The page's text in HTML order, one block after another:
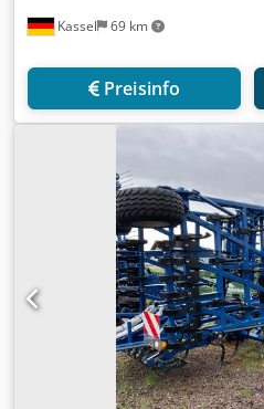
Kassel 69 km
Preisinfo